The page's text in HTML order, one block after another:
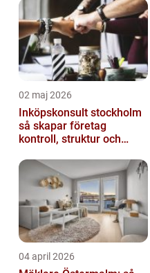
02 maj 2026
Inköpskonsult stockholm
så skapar företag
kontroll, struktur och
04 april 2026